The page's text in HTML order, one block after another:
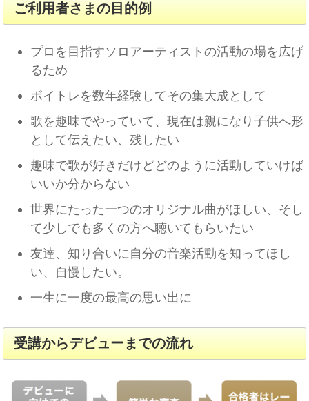
ご利用者さまの目的例
プロを目指すソロアーティストの活動の場を広げ
るため
ボイトレを数年経験してその集大成として
歌を趣味でやっていて、現在は親になり子供へ形
として伝えたい、残したい
趣味で歌が好きだけどどのように活動していけば
いいか分からない
世界にたった一つのオリジナル曲がほしい、そし
て少しでも多くの方へ聴いてもらいたい
友達、知り合いに自分の音楽活動を知ってほし
い、自慢したい。
一生に一度の最高の思い出に
受講からデビューまでの流れ